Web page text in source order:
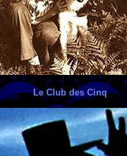
Le Club des Cinq